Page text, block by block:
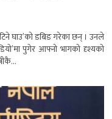
घाउ’को डबिङ गरेका छन् । उनले
पुगेर आफ्नो भागको दृश्यको